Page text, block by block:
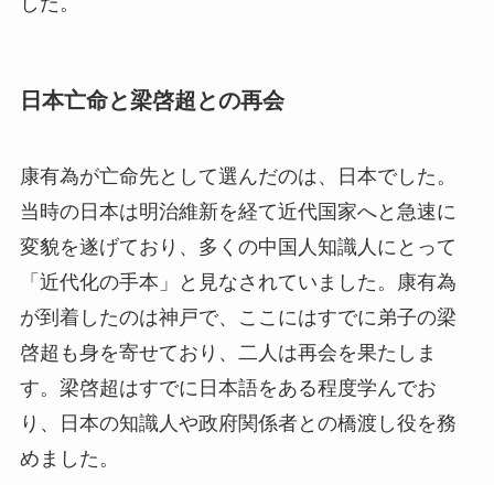
日本亡命と梁啓超との再会
康有為が亡命先として選んだのは、日本でした。
当時の日本は明治維新を経て近代国家へと急速に
変貌を遂げており、多くの中国人知識人にとって
「近代化の手本」と見なされていました。康有為
が到着したのは神戸で、ここにはすでに弟子の梁
啓超も身を寄せており、二人は再会を果たしま
す。梁啓超はすでに日本語をある程度学んでお
り、日本の知識人や政府関係者との橋渡し役を務
めました。